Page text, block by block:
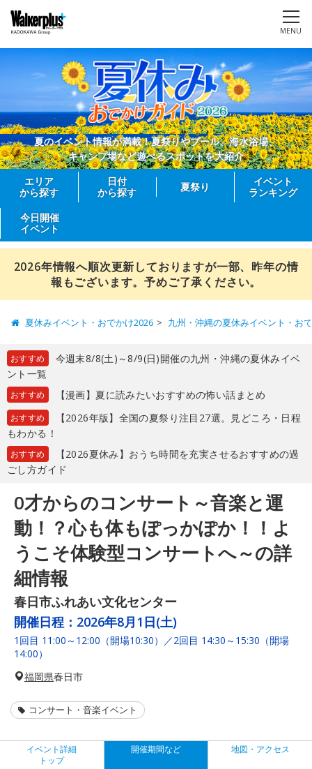
MENU
夏のイベント情報が満載！夏祭りやプール、海水浴場、
キャンプ場など遊べるスポットを大紹介
エリア
から探す
日付
から探す
夏祭り
イベント
ランキング
今日開催
イベント
2026年情報へ順次更新しておりますが一部、昨年の情
報もございます。予めご了承ください。
夏休みイベント・おでかけ2026 九州・沖縄の夏休みイベント・お
おすすめ
今週末8/8(土)～8/9(日)開催の九州・沖縄の夏休みイベ
ント一覧
おすすめ 【漫画】夏に読みたいおすすめの怖い話まとめ
おすすめ
【2026年版】全国の夏祭り注目27選。見どころ・日程
もわかる！
おすすめ
【2026夏休み】おうち時間を充実させるおすすめの過
ごし方ガイド
0才からのコンサート～音楽と運
動！？心も体もぽっかぽか！！よ
うこそ体験型コンサートへ～の詳
細情報
春日市ふれあい文化センター
開催日程： 2026年8月1日(土)
1回目 11:00～12:00（開場10:30）／2回目 14:30～15:30（開場
14:00）
福岡県春日市
コンサート・音楽イベント
イベント詳細
トップ
開催期間など 地図・アクセス